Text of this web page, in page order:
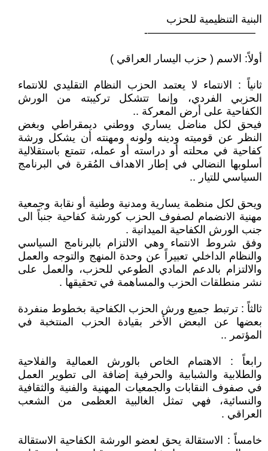
البنية التنظيمية للحزب
——————————-
أولاً: الاسم ( حزب اليسار العراقي )
ثانياً : الانتماء لا يعتمد الحزب النظام التقليدي للانتماء
الحزبي الفردي، وإنما تتشكل تركيبته من الورش
الكفاحية على أرض المعركة ..
فيحق لكل مناضل يساري ووطني ديمقراطي وبغض
النظر عن قوميته ودينه ولونه ومهنته أن يشكل ورشة
كفاحية في محلته أو دراسته أو عمله، تتمتع باستقلالية
أسلوبها النضالي في إطار الاهداف المُقرة في البرنامج
السياسي للتيار ..
ويحق لكل منظمة يسارية ومدنية وطنية أو نقابة وجمعية
مهنية الانضمام لصفوف الحزب كورشة كفاحية جنباً الى
جنب الورش الكفاحية الميدانية .
وفق شروط الانتماء وهي الالتزام بالبرنامج السياسي
والنظام الداخلي تعبيراً عن وحدة المنهج والتوجه والعمل
والالتزام بالدعم المادي الطوعي للحزب، والعمل على
نشر منطلقات الحزب والمساهمة في تحقيقها .
ثالثاً : ترتبط جميع ورش الحزب الكفاحية بخطوط منفردة
بعضها عن البعض الأخر بقيادة الحزب المنتخبة في
المؤتمر ..
رابعاً : الاهتمام الخاص بالورش العمالية والفلاحية
والطلابية والشبابية والحرفية إضافة الى تطوير العمل
في صفوف النقابات والجمعيات المهنية والفنية والثقافية
والنسائية، فهي تمثل الغالبية العظمى من الشعب
العراقي .
خامساً : الاستقالة يحق لعضو الورشة الكفاحية الاستقالة